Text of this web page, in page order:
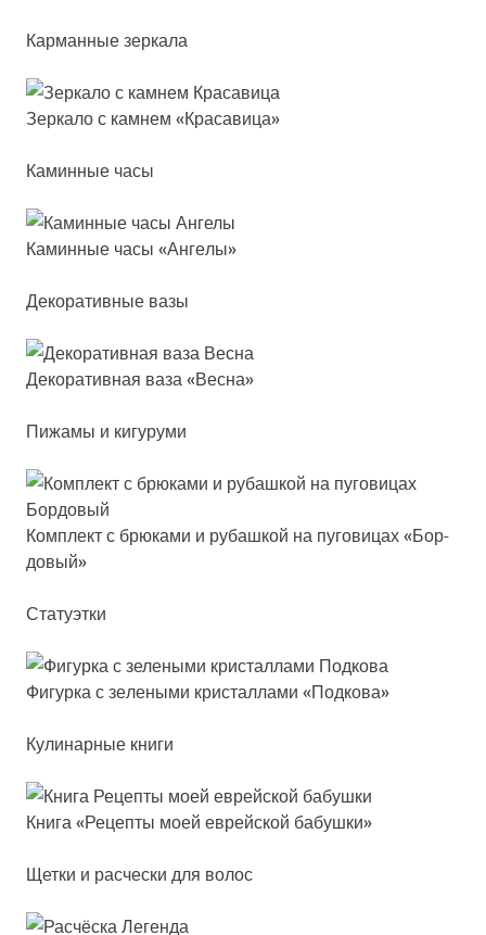
Карманные зеркала
Зер­ка­ло с кам­нем «Кра­са­ви­ца»
Каминные часы
Камин­ные ча­сы «Анге­лы»
Декоративные вазы
Деко­ра­тив­ная ва­за «Вес­на»
Пижамы и кигуруми
Ком­плект с брю­ка­ми и ру­баш­кой на пу­го­ви­цах «Бор­
до­вый»
Статуэтки
Фигур­ка с зе­ле­ны­ми крис­тал­ла­ми «Под­ко­ва»
Кулинарные книги
Кни­га «Рецеп­ты моей ев­рей­ской ба­буш­ки»
Щетки и расчески для волос